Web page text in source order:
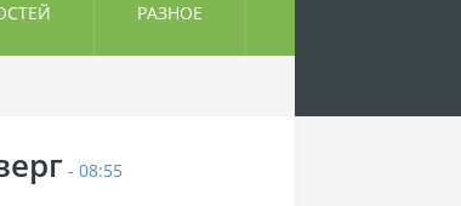
РАЗНОЕ
- 08:55